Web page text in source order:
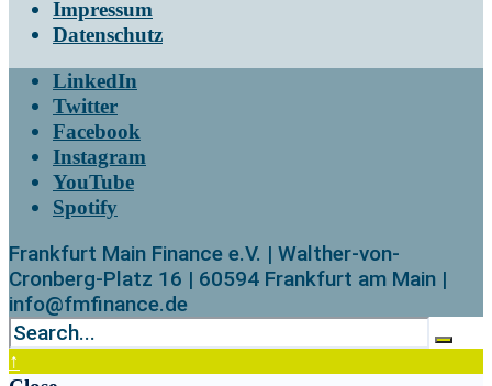
Impressum
Datenschutz
LinkedIn
Twitter
Facebook
Instagram
YouTube
Spotify
Frankfurt Main Finance e.V. | Walther-von-
Cronberg-Platz 16 | 60594 Frankfurt am Main |
info@fmfinance.de
↑